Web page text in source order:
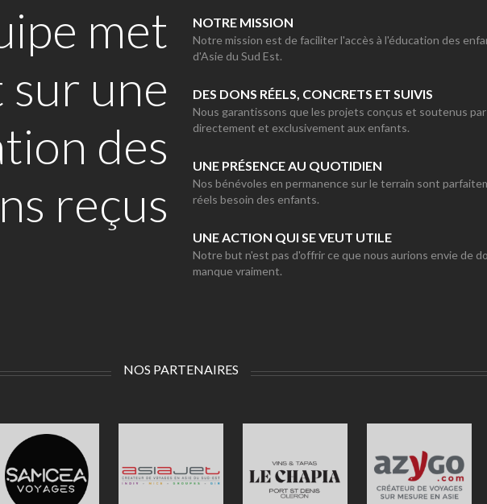
met
une
des
reçus
NOTRE MISSION
Notre mission est de faciliter l'accès à l'éducation des
d'Asie du Sud Est.
DES DONS RÉELS, CONCRETS ET SUIVIS
Nous garantissons que les projets conçus et soutenus
directement et exclusivement aux enfants.
UNE PRÉSENCE AU QUOTIDIEN
Nos bénévoles en permanence sur le terrain sont
réels besoin des enfants.
UNE ACTION QUI SE VEUT UTILE
Notre but n'est pas d'offrir ce que nous aurions envie de
manque vraiment.
NOS PARTENAIRES